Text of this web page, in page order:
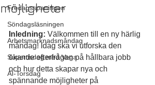
Fredagsspaningen
Söndagsläsningen
Arbetsmarknadsmåndag
Supertisdag med Vega
AI-Torsdag
möjligheter
Inledning: Välkommen till en ny härlig
måndag! Idag ska vi utforska den
ökande efterfrågan på hållbara jobb
och hur detta skapar nya och
spännande möjligheter på